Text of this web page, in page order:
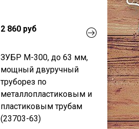
2 860 руб
ЗУБР М-300, до 63 мм,
мощный двуручный
труборез по
металлопластиковым и
пластиковым трубам
(23703-63)